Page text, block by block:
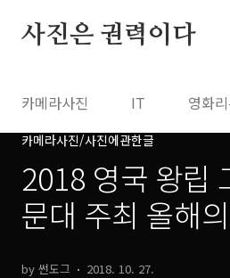
사진은 권력이다
카메라사진 IT 영화
카메라사진/사진에관한글
2018 영국 왕립
문대 주최 올해
by 썬도그 2018. 10. 27.